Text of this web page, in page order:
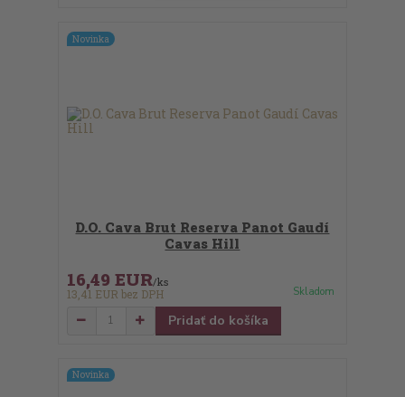
Novinka
D.O. Cava Brut Reserva Panot Gaudí
Cavas Hill
16,49 EUR/ks
13,41 EUR bez DPH Skladom
Pridať do košíka
Novinka